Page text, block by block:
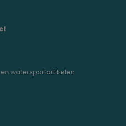
watersportartikelen